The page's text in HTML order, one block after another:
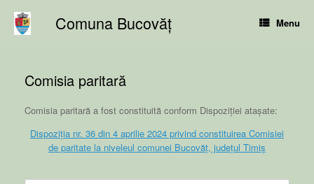
content
Comuna Bucovăț Menu
Comisia paritară
Comisia paritară a fost constituită conform Dispoziției atașate:
Dispoziția nr. 36 din 4 aprilie 2024 privind constituirea Comisiei
de paritate la niveleul comunei Bucovăț, județul Timiș